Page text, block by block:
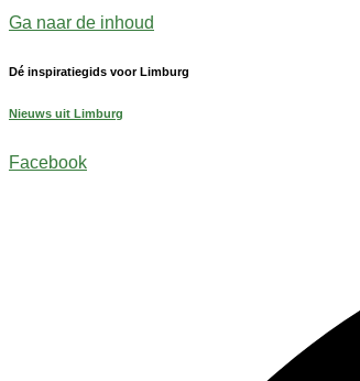
Ga naar de inhoud
Dé inspiratiegids voor Limburg
Nieuws uit Limburg
Facebook